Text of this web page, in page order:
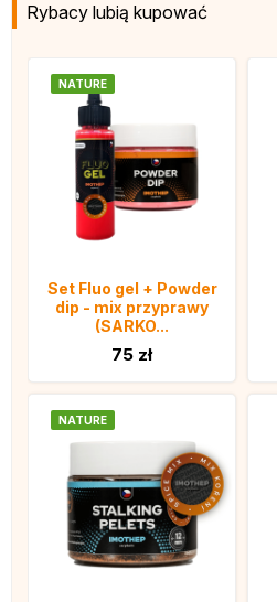
Rybacy lubią kupować
NATURE
Set Fluo gel + Powder
dip - mix przyprawy
(SARKO...
75 zł
NATURE